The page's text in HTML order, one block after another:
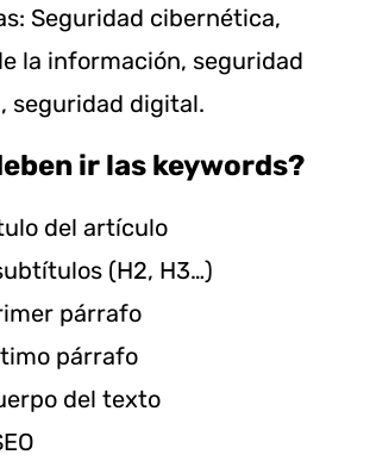
Seguridad cibernética,
la información, seguridad
seguridad digital.
ir las keywords?
del artículo
(H2, H3…)
párrafo
párrafo
del texto